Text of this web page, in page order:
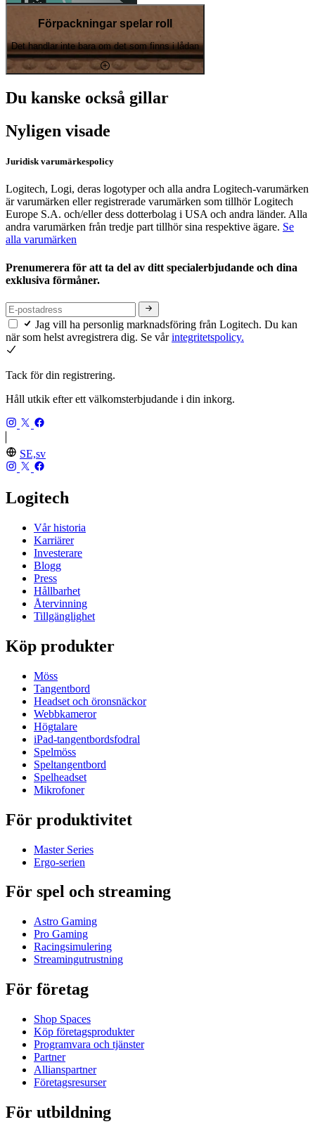
Förpackningar spelar roll
Det handlar inte bara om det som finns i lådan
Du kanske också gillar
Nyligen visade
Juridisk varumärkespolicy
Logitech, Logi, deras logotyper och alla andra Logitech-varumärken
är varumärken eller registrerade varumärken som tillhör Logitech
Europe S.A. och/eller dess dotterbolag i USA och andra länder. Alla
andra varumärken från tredje part tillhör sina respektive ägare. Se
alla varumärken
Prenumerera för att ta del av ditt specialerbjudande och dina
exklusiva förmåner.
Jag vill ha personlig marknadsföring från Logitech. Du kan
när som helst avregistrera dig. Se vårintegritetspolicy.
Tack för din registrering.
Håll utkik efter ett välkomsterbjudande i din inkorg.
SE,sv
Logitech
Vår historia
Karriärer
Investerare
Blogg
Press
Hållbarhet
Återvinning
Tillgänglighet
Köp produkter
Möss
Tangentbord
Headset och öronsnäckor
Webbkameror
Högtalare
iPad-tangentbordsfodral
Spelmöss
Speltangentbord
Spelheadset
Mikrofoner
För produktivitet
Master Series
Ergo-serien
För spel och streaming
Astro Gaming
Pro Gaming
Racingsimulering
Streamingutrustning
För företag
Shop Spaces
Köp företagsprodukter
Programvara och tjänster
Partner
Allianspartner
Företagsresurser
För utbildning